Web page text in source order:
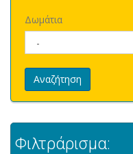
Δωμάτια
Αναζήτηση
Φιλτράρισμα: